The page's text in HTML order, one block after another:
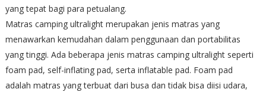
yang tepat bagi para petualang.
Matras camping ultralight merupakan jenis matras yang
menawarkan kemudahan dalam penggunaan dan portabilitas
yang tinggi. Ada beberapa jenis matras camping ultralight seperti
foam pad, self-inflating pad, serta inflatable pad. Foam pad
adalah matras yang terbuat dari busa dan tidak bisa diisi udara,